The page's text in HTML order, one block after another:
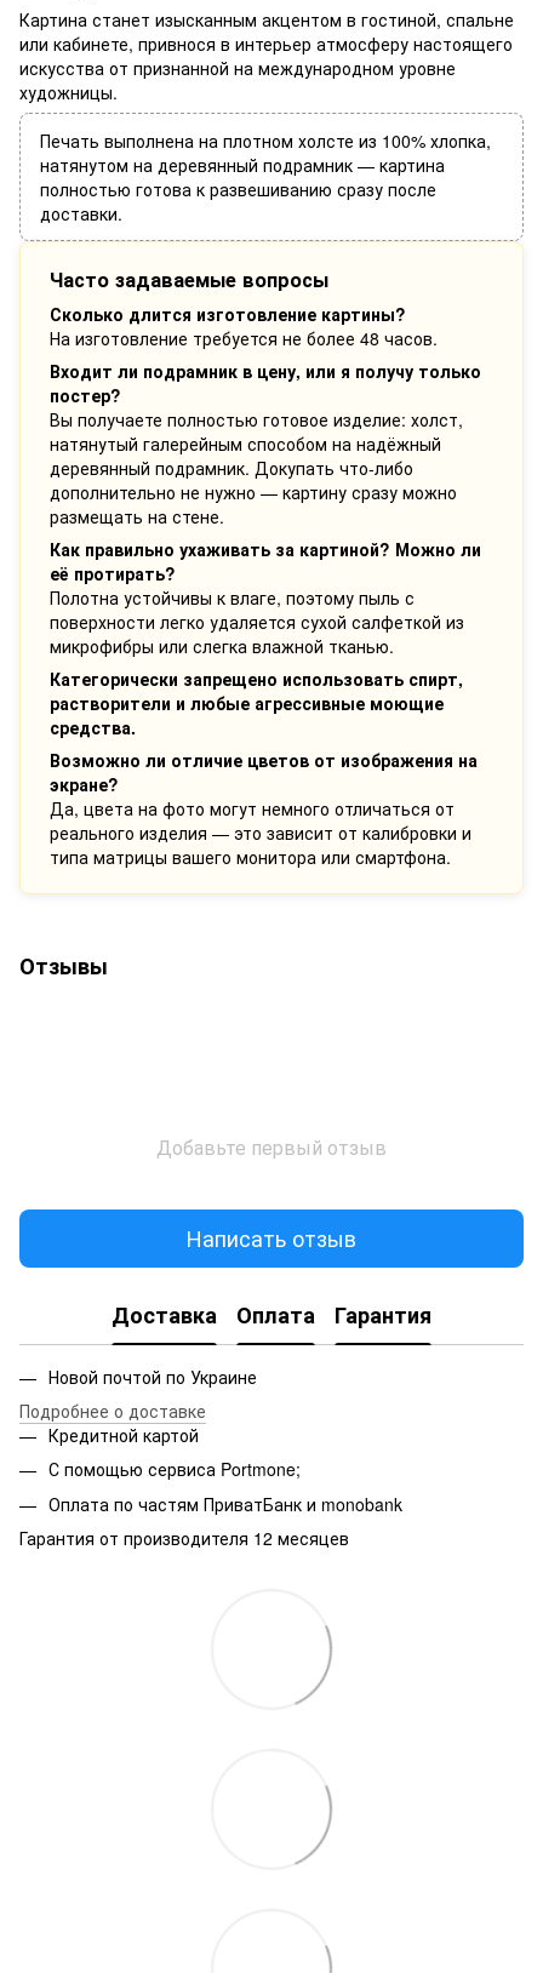
Картина станет изысканным акцентом в гостиной, спальне
или кабинете, привнося в интерьер атмосферу настоящего
искусства от признанной на международном уровне
художницы.
Печать выполнена на плотном холсте из 100% хлопка,
натянутом на деревянный подрамник — картина
полностью готова к развешиванию сразу после
доставки.
Часто задаваемые вопросы
Сколько длится изготовление картины?
На изготовление требуется не более 48 часов.
Входит ли подрамник в цену, или я получу только
постер?
Вы получаете полностью готовое изделие: холст,
натянутый галерейным способом на надёжный
деревянный подрамник. Докупать что-либо
дополнительно не нужно — картину сразу можно
размещать на стене.
Как правильно ухаживать за картиной? Можно ли
её протирать?
Полотна устойчивы к влаге, поэтому пыль с
поверхности легко удаляется сухой салфеткой из
микрофибры или слегка влажной тканью.
Категорически запрещено использовать спирт,
растворители и любые агрессивные моющие
средства.
Возможно ли отличие цветов от изображения на
экране?
Да, цвета на фото могут немного отличаться от
реального изделия — это зависит от калибровки и
типа матрицы вашего монитора или смартфона.
Отзывы
Добавьте первый отзыв
Написать отзыв
Доставка Оплата Гарантия
Новой почтой по Украине
Подробнее о доставке
Кредитной картой
С помощью сервиса Portmone;
Оплата по частям ПриватБанк и monobank
Гарантия от производителя 12 месяцев